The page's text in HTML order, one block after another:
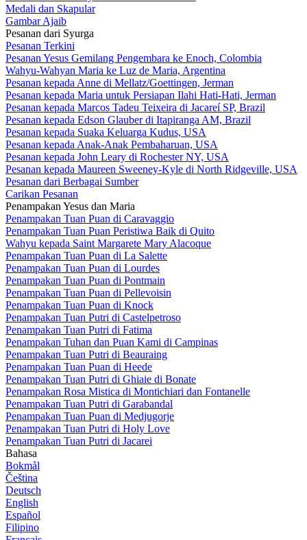
Medali dan Skapular
Gambar Ajaib
Pesanan dari Syurga
Pesanan Terkini
Pesanan Yesus Gemilang Pengembara ke Enoch, Colombia
Wahyu-Wahyan Maria ke Luz de Maria, Argentina
Pesanan kepada Anne di Mellatz/Goettingen, Jerman
Pesanan kepada Maria untuk Persiapan Ilahi Hati-Hati, Jerman
Pesanan kepada Marcos Tadeu Teixeira di Jacareí SP, Brazil
Pesanan kepada Edson Glauber di Itapiranga AM, Brazil
Pesanan kepada Suaka Keluarga Kudus, USA
Pesanan kepada Anak-Anak Pembaharuan, USA
Pesanan kepada John Leary di Rochester NY, USA
Pesanan kepada Maureen Sweeney-Kyle di North Ridgeville, USA
Pesanan dari Berbagai Sumber
Carikan Pesanan
Penampakan Yesus dan Maria
Penampakan Tuan Puan di Caravaggio
Penampakan Tuan Puan Peristiwa Baik di Quito
Wahyu kepada Saint Margarete Mary Alacoque
Penampakan Tuan Puan di La Salette
Penampakan Tuan Puan di Lourdes
Penampakan Tuan Puan di Pontmain
Penampakan Tuan Puan di Pellevoisin
Penampakan Tuan Puan di Knock
Penampakan Tuan Putri di Castelpetroso
Penampakan Tuan Putri di Fatima
Penampakan Tuhan dan Puan Kami di Campinas
Penampakan Tuan Putri di Beauraing
Penampakan Tuan Puan di Heede
Penampakan Tuan Putri di Ghiaie di Bonate
Penampakan Rosa Mistica di Montichiari dan Fontanelle
Penampakan Tuan Putri di Garabandal
Penampakan Tuan Puan di Medjugorje
Penampakan Tuan Putri di Holy Love
Penampakan Tuan Putri di Jacarei
Bahasa
Bokmål
Čeština
Deutsch
English
Español
Filipino